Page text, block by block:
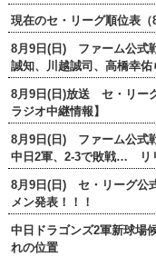
現在のセ・リーグ順位表（
8月9日(日) ファーム公式
誠知、川越誠司、高橋幸佑
8月9日(日)放送 セ・リー
ラジオ中継情報】
8月9日(日) ファーム公式
中日2軍、2-3で敗戦… リ
8月9日(日) セ・リーグ公
メン発表！！！
中日ドラゴンズ2軍新球場
れの位置